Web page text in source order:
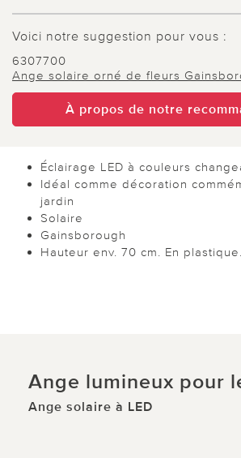
Voici notre suggestion pour vous :
6307700
Ange solaire orné de fleurs
À propos de notre
Éclairage LED à couleurs
Idéal comme décoration
jardin
Solaire
Gainsborough
Hauteur env. 70 cm. En plastique.
Ange lumineux pour
Ange solaire à LED